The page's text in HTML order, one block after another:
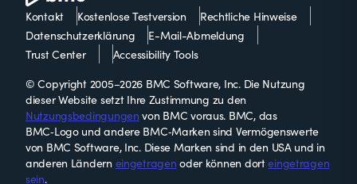
Kontakt Kostenlose Testversion
Rechtliche Hinweise
Datenschutzerklärung
E-Mail-Abmeldung
Trust Center
Accessibility Tools
© Copyright 2005–2026 BMC Software, Inc. Die Nutzung
dieser Website setzt Ihre Zustimmung zu den
Nutzungsbedingungen von BMC voraus. BMC, das
BMC‑Logo und andere BMC‑Marken sind Vermögenswerte
von BMC Software, Inc. Diese Marken sind in den USA und in
anderen Ländern eingetragen oder können dorteingetragen
sein.